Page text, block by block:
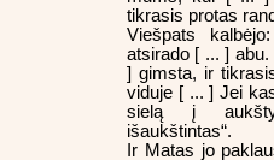
tikrasis protas
Viešpats
atsirado [ ... ]
] gimsta, ir
viduje [ ... ] Jei
sielą į
išaukštintas“.
Ir Matas jo